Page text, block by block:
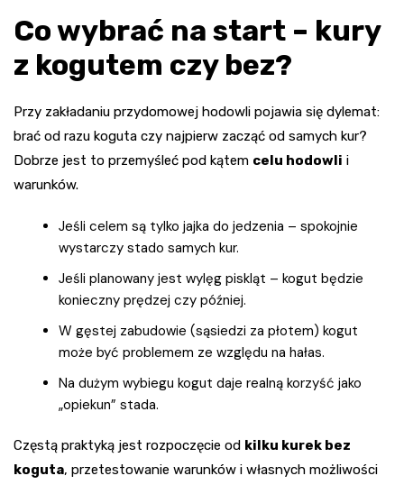
Co wybrać na start – kury
z kogutem czy bez?
Przy zakładaniu przydomowej hodowli pojawia się dylemat:
brać od razu koguta czy najpierw zacząć od samych kur?
Dobrze jest to przemyśleć pod kątem celu hodowli i
warunków.
Jeśli celem są tylko jajka do jedzenia – spokojnie
wystarczy stado samych kur.
Jeśli planowany jest wylęg piskląt – kogut będzie
konieczny prędzej czy później.
W gęstej zabudowie (sąsiedzi za płotem) kogut
może być problemem ze względu na hałas.
Na dużym wybiegu kogut daje realną korzyść jako
„opiekun” stada.
Częstą praktyką jest rozpoczęcie od kilku kurek bez
koguta, przetestowanie warunków i własnych możliwości